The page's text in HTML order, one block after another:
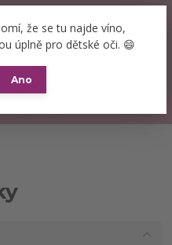
že se tu najde víno,
úplně pro dětské oči. 😄
Ano
0 Kč